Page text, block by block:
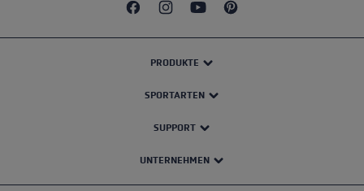
PRODUKTE
SPORTARTEN
SUPPORT
UNTERNEHMEN